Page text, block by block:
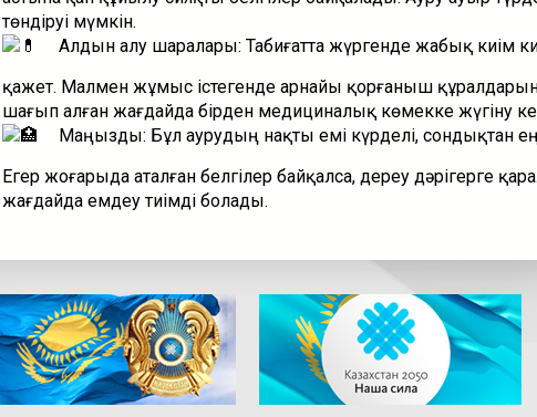
төндіруі мүмкін.
Алдын алу шаралары: Табиғатта жүргенде жабық киім
қажет. Малмен жұмыс істегенде арнайы қорғаныш
шағып алған жағдайда бірден медициналық көмекке жүгіну
Маңызды: Бұл аурудың нақты емі күрделі, сондықтан
Егер жоғарыда аталған белгілер байқалса, дереу дәрігерге
жағдайда емдеу тиімді болады.